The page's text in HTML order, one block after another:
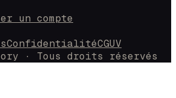
un compte
ConfidentialitéCGUV
· Tous droits réservés